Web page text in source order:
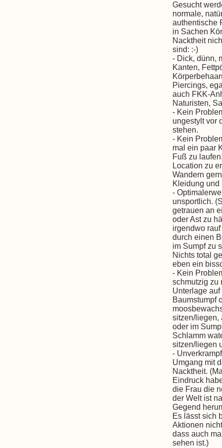
Gesucht
normale,
authentische
in Sachen
Nacktheit
sind: :-)
- Dick, dünn,
Kanten,
Piercings,
auch FKK-
Naturisten,
- Kein
ungestylt vor
stehen.
- Kein
mal ein paar
Fuß zu
Location zu
Wandern
Kleidung und
-
unsportlich.
getrauen an
oder Ast zu
irgendwo
durch einen
im Sumpf zu
Nichts total
eben ein
- Kein
schmutzig zu
Unterlage
Baumstumpf
sitzen/liegen,
oder im
Schlamm
sitzen/liegen
-
Umgang mit
Nacktheit.
Eindruck
die Frau die
der Welt ist
Gegend
Es lässt sich
Aktionen
dass auch
sehen ist.)